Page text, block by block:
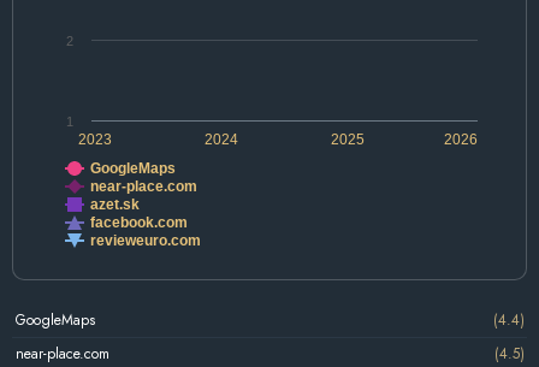
2024 2026
2023 2025
1
2
GoogleMaps
near-place.com
azet.sk
facebook.com
revieweuro.com
GoogleMaps
(4.4)
near-place.com
(4.5)